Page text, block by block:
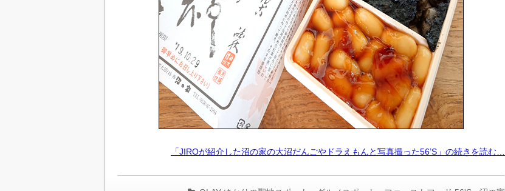
「JIROが紹介した沼の家の大沼だんごやドラえもんと写真撮った56’S」の続きを読む…